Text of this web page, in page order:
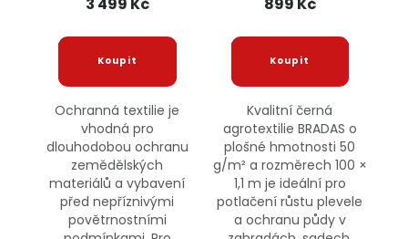
Ochranná textilie je
vhodná pro
dlouhodobou ochranu
zemědělských
materiálů a vybavení
před nepříznivými
povětrnostními
Kvalitní černá
agrotextilie BRADAS o
plošné hmotnosti 50
g/m² a rozměrech 100 ×
1,1 m je ideální pro
potlačení růstu plevele
a ochranu půdy v